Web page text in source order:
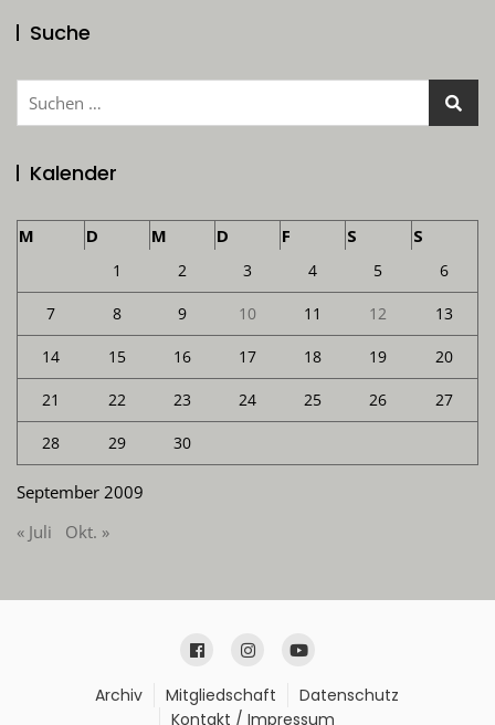
Suche
Suchen
Kalender
September 2009
M D M D F S S
1 2 3 4 5 6
7 8 9 10 11 12 13
14 15 16 17 18 19 20
21 22 23 24 25 26 27
28 29 30
« Juli Okt. »
Archiv Mitgliedschaft
Datenschutz
Kontakt / Impressum